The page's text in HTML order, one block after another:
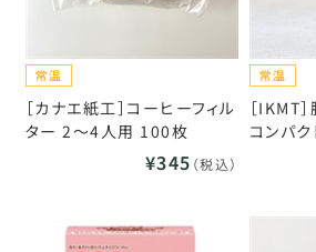
［カナエ紙工］コーヒーフィル
ター 2～4人用 100枚
¥345 （税込）
［IKMT
コンパク